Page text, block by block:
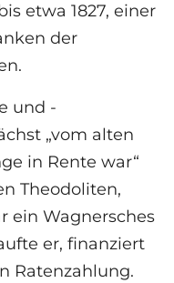
etwa 1827, einer
der
-
„vom alten
in Rente war“
Theodoliten,
ein Wagnersches
er, finanziert
Ratenzahlung.